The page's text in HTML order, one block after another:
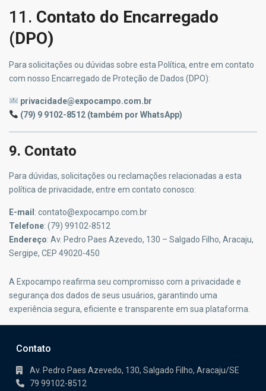
11. Contato do Encarregado
(DPO)
Para solicitações ou dúvidas sobre esta Política, entre em contato
com nosso Encarregado de Proteção de Dados (DPO):
privacidade@expocampo.com.br
(79) 9 9102-8512 (também por WhatsApp)
9. Contato
Para dúvidas, solicitações ou reclamações relacionadas a esta
política de privacidade, entre em contato conosco:
E-mail : contato@expocampo.com.br
Telefone: (79) 99102-8512
Endereço: Av. Pedro Paes Azevedo, 130 – Salgado Filho, Aracaju,
Sergipe, CEP 49020-450
A Expocampo reafirma seu compromisso com a privacidade e
segurança dos dados de seus usuários, garantindo uma
experiência segura, eficiente e transparente em sua plataforma.
Contato
Av. Pedro Paes Azevedo, 130, Salgado Filho, Aracaju/SE
79 99102-8512